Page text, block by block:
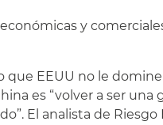
y
EEUU no le domine
es “volver a ser una
El analista de Riesgo